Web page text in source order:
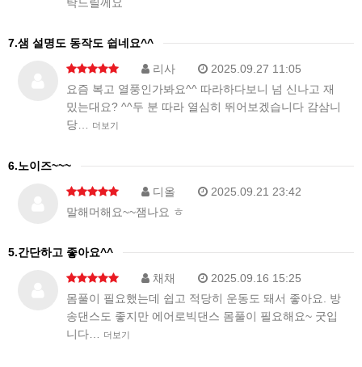
7.샘 설명도 동작도 쉽네요^^
리사
2025.09.27 11:05
요즘 복고 열풍인가봐요^^ 따라하다보니 넘 신나고 재
밌는대요? ^^두 분 따라 열심히 뛰어보겠습니다 감삼니
당…
더보기
6.노이즈~~~
디올
2025.09.21 23:42
말해머해요~~잼나요 ㅎ
5.간단하고 좋아요^^
채채
2025.09.16 15:25
몸풀이 필요했는데 쉽고 적당히 운동도 돼서 좋아요. 방
송댄스도 좋지만 에어로빅댄스 몸풀이 필요해요~ 굿입
니다…
더보기